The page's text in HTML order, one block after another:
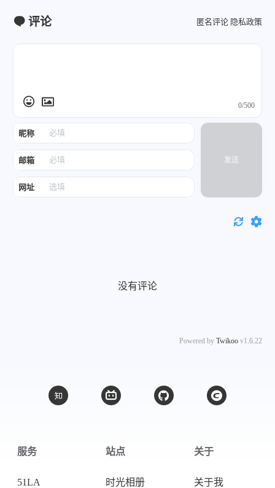
评论 匿名评论 隐私政策
昵称
邮箱
网址
0/500
发送
没有评论
Powered by Twikoo v1.6.22
服务
51LA
站点
时光相册
关于
关于我